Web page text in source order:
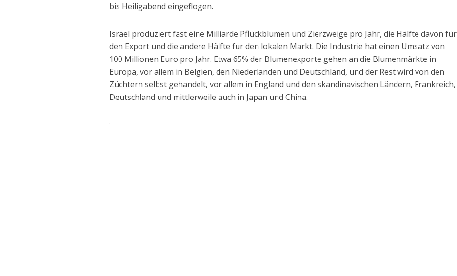
bis Heiligabend eingeflogen.
Israel produziert fast eine Milliarde Pflückblumen und Zierzweige pro Jahr, die Hälfte davon für
den Export und die andere Hälfte für den lokalen Markt. Die Industrie hat einen Umsatz von
100 Millionen Euro pro Jahr. Etwa 65% der Blumenexporte gehen an die Blumenmärkte in
Europa, vor allem in Belgien, den Niederlanden und Deutschland, und der Rest wird von den
Züchtern selbst gehandelt, vor allem in England und den skandinavischen Ländern, Frankreich,
Deutschland und mittlerweile auch in Japan und China.